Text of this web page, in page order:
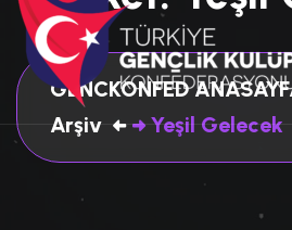
GENCKONFED
Arşiv
Yeşil Gelecek